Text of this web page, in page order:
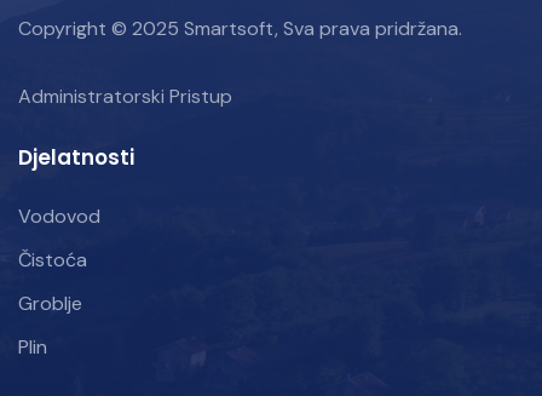
Copyright © 2025 Smartsoft, Sva prava pridržana.
Administratorski Pristup
Djelatnosti
Vodovod
Čistoća
Groblje
Plin